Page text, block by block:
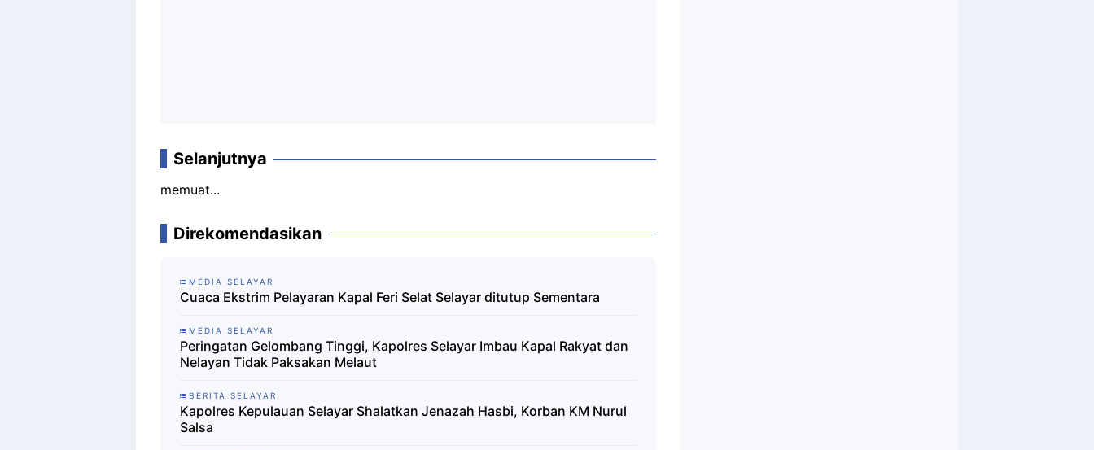
Selanjutnya
memuat...
Direkomendasikan
MEDIA SELAYAR
Cuaca Ekstrim Pelayaran Kapal Feri Selat Selayar ditutup Sementara
MEDIA SELAYAR
Peringatan Gelombang Tinggi, Kapolres Selayar Imbau Kapal Rakyat dan
Nelayan Tidak Paksakan Melaut
BERITA SELAYAR
Kapolres Kepulauan Selayar Shalatkan Jenazah Hasbi, Korban KM Nurul
Salsa